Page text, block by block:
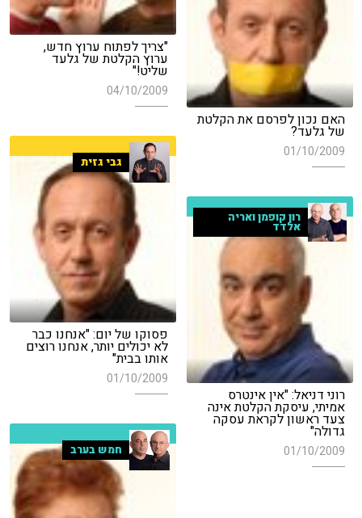
"צריך לפתוח ערוץ חדש,
ערוץ הקלטת של גלעד
שליט!"
04/10/2009
האם נכון לפרסם את הקלטת
של גלעד?
01/10/2009
גבי גזית
פסוקו של יום: "אנחנו כבר
לא יכולים יותר, אנחנו רוצים
אותו בבית"
01/10/2009
רון קופמן ואריה
אלדד
רוני דניאל: "אין אינטרס
אמיתי, עיסקת הקלטת אינה
צעד ראשון לקראת עסקה
גדולה"
01/10/2009 חמש בערב